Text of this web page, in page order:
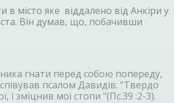
в місто яке віддалено від Анкіри у
Він думав, що, побачивши
гнати перед собою попереду,
псалом Давидів: “Твердо
і зміцнив мої стопи “(Пс.39 :2-3).